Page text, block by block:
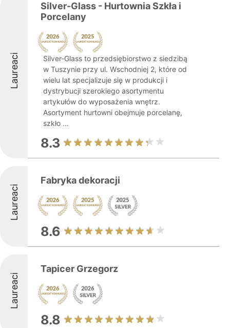
Laureaci
Silver-Glass - Hurtownia Szkła i
Porcelany
Silver-Glass to przedsiębiorstwo z siedzibą
w Tuszynie przy ul. Wschodniej 2, które od
wielu lat specjalizuje się w produkcji i
dystrybucji szerokiego asortymentu
artykułów do wyposażenia wnętrz.
Asortyment hurtowni obejmuje porcelanę,
szkło ...
8.3
Laureaci
Fabryka dekoracji
8.6
Laureaci
Tapicer Grzegorz
8.8